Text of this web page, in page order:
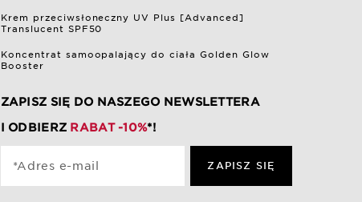
Krem przeciwsłoneczny UV Plus [Advanced]
Translucent SPF50
Koncentrat samoopalający do ciała Golden Glow
Booster
ZAPISZ SIĘ DO NASZEGO NEWSLETTERA
I ODBIERZ RABAT -10%*!
*Adres e-mail ZAPISZ SIĘ